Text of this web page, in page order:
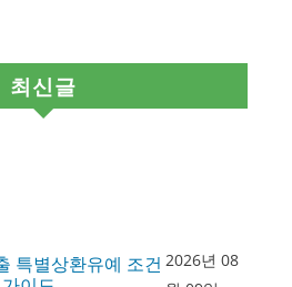
최신글
특별상환유예 조건 2026년 08